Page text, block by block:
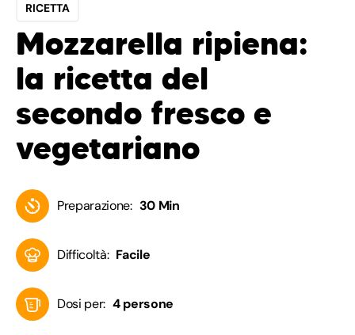
RICETTA
Mozzarella ripiena:
la ricetta del
secondo fresco e
vegetariano
Preparazione: 30 Min
Difficoltà: Facile
Dosi per: 4 persone